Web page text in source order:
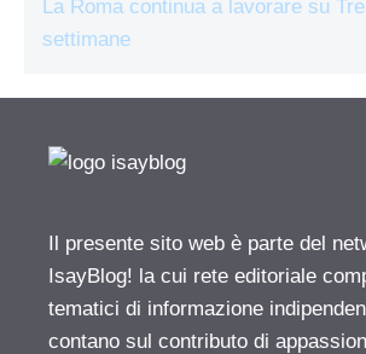
La Roma continua a lavorare su
settimane
Il presente sito web è parte del
IsayBlog! la cui rete editoriale
tematici di informazione
contano sul contributo di